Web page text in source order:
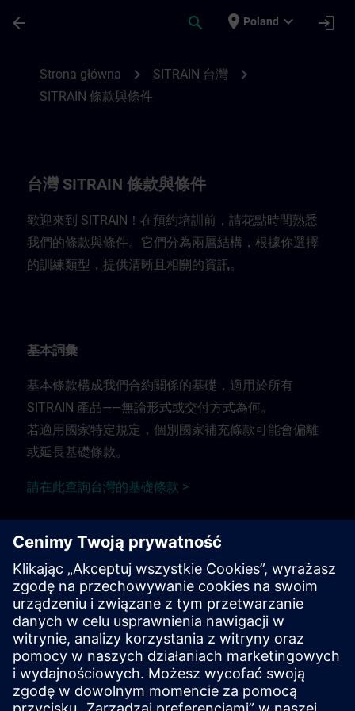
arrow_back search place Poland expand_more login
Strona główna chevron_right SITRAIN 台灣 chevron_right
SITRAIN 條款與條件
台灣 SITRAIN 條款與條件
歡迎來到 SITRAIN！在預約培訓前，請花點時間熟悉
我們的條款與條件。它們分為兩層結構，根據你選擇
的訓練類型，提供清晰且相關的資訊。
基本詞彙
基本條款構成我們合約關係的基礎，適用於所有
SITRAIN 產品——無論形式或交付方式為何。
若適用國家特定規定，個別國家補充條款可能會偏離
或延長基礎條款。
請在此查詢台灣的基礎條款 >
訓練補充學期
訓練補充條款適用於：
面授、教室及現場訓練課程
透過遠端連線的線上直播培訓課程
工作坊訓練.
請在此查詢訓練補充條款 >